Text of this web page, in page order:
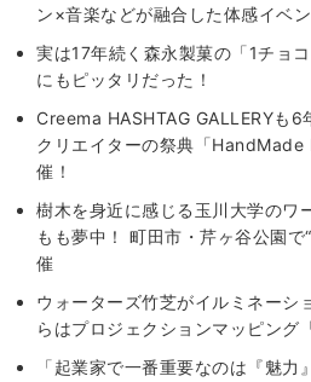
ン×音楽などが融合した体感イベ
実は17年続く森永製菓の「1チョ
にもピッタリだった！
Creema HASHTAG GALLERYも6
クリエイターの祭典「
催！
樹木を身近に感じる玉川大学のワ
もも夢中！ 町田市・芹ヶ谷公園で
催
ウォーターズ⽵芝がイルミネーシ
らはプロジェクションマッピング
「起業家で一番重要なのは『魅